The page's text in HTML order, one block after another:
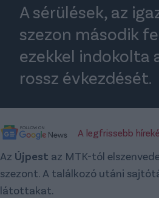
A sérülések, az
szezon második
ezekkel indokolta
rossz évkezdését.
A legfrissebb
Az Újpest az MTK-tól
szezont. A találkozó utáni
látottakat.